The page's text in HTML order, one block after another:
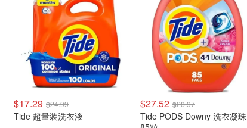
$17.29 $24.99
Tide 超量装洗衣液
$27.52 $28.97
Tide PODS Downy 洗衣凝珠